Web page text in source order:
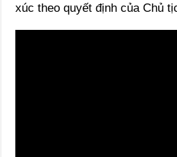
xúc theo quyết định của Chủ